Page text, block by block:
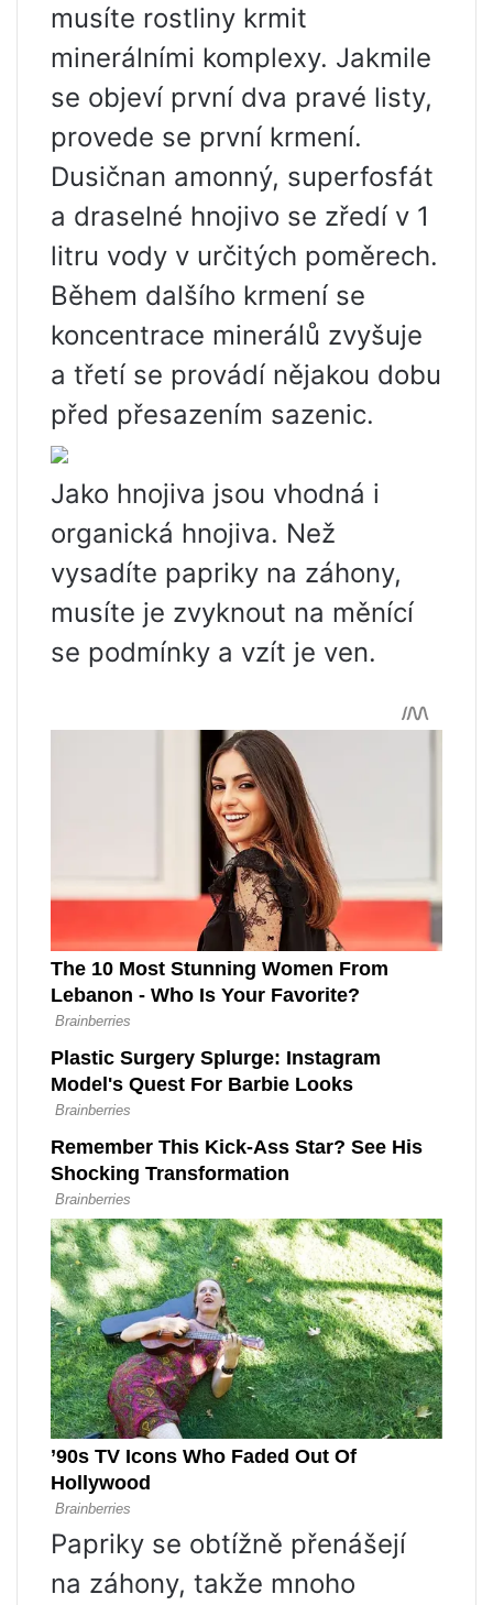
musíte rostliny krmit
minerálními komplexy. Jakmile
se objeví první dva pravé listy,
provede se první krmení.
Dusičnan amonný, superfosfát
a draselné hnojivo se zředí v 1
litru vody v určitých poměrech.
Během dalšího krmení se
koncentrace minerálů zvyšuje
a třetí se provádí nějakou dobu
před přesazením sazenic.
Jako hnojiva jsou vhodná i
organická hnojiva. Než
vysadíte papriky na záhony,
musíte je zvyknout na měnící
se podmínky a vzít je ven.
Papriky se obtížně přenášejí
na záhony, takže mnoho